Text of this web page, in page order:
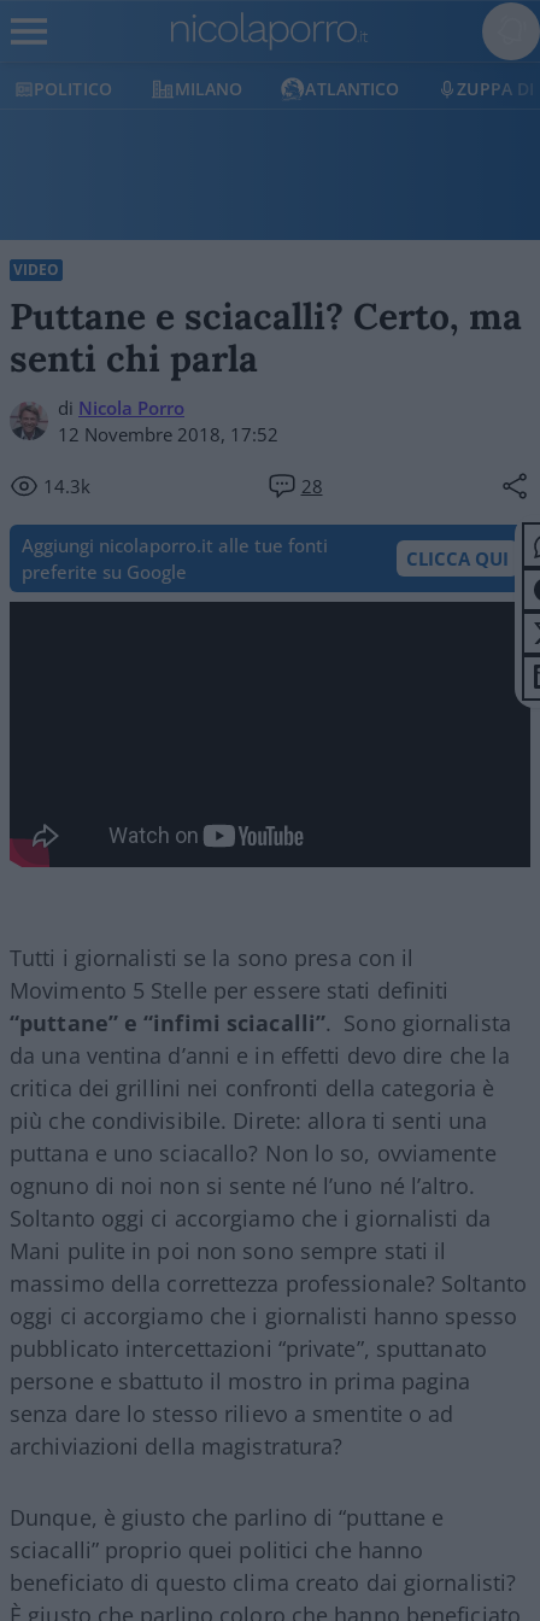
POLITICO MILANO ATLANTICO ZUPPA DI
VIDEO
Puttane e sciacalli? Certo, ma
senti chi parla
di Nicola Porro
12 Novembre 2018, 17:52
14.3k 28
Aggiungi nicolaporro.it alle tue fonti
preferite su Google
CLICCA QUI
Tutti i giornalisti se la sono presa con il
Movimento 5 Stelle per essere stati definiti
“puttane” e “infimi sciacalli”. Sono giornalista
da una ventina d’anni e in effetti devo dire che la
critica dei grillini nei confronti della categoria è
più che condivisibile. Direte: allora ti senti una
puttana e uno sciacallo? Non lo so, ovviamente
ognuno di noi non si sente né l’uno né l’altro.
Soltanto oggi ci accorgiamo che i giornalisti da
Mani pulite in poi non sono sempre stati il
massimo della correttezza professionale? Soltanto
oggi ci accorgiamo che i giornalisti hanno spesso
pubblicato intercettazioni “private”, sputtanato
persone e sbattuto il mostro in prima pagina
senza dare lo stesso rilievo a smentite o ad
archiviazioni della magistratura?
Dunque, è giusto che parlino di “puttane e
sciacalli” proprio quei politici che hanno
beneficiato di questo clima creato dai giornalisti?
È giusto che parlino coloro che hanno beneficiato